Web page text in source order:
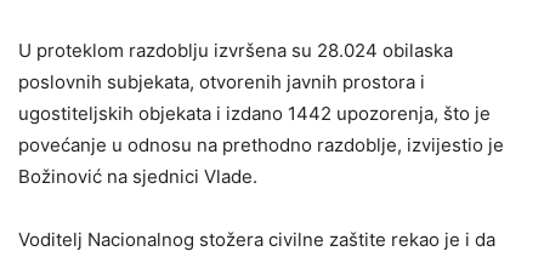
U proteklom razdoblju izvršena su 28.024 obilaska
poslovnih subjekata, otvorenih javnih prostora i
ugostiteljskih objekata i izdano 1442 upozorenja, što je
povećanje u odnosu na prethodno razdoblje, izvijestio je
Božinović na sjednici Vlade.
Voditelj Nacionalnog stožera civilne zaštite rekao je i da